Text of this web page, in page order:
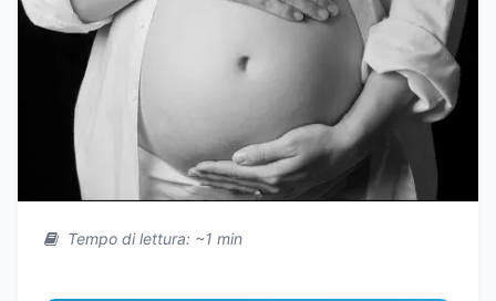
Tempo di lettura: ~1 min